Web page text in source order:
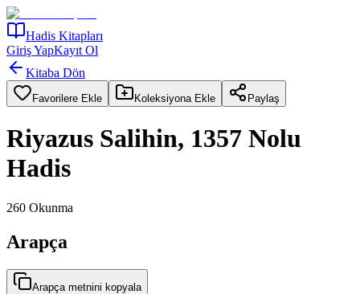
Hadis Kitapları
Giriş YapKayıt Ol
Kitaba Dön
Favorilere Ekle Koleksiyona Ekle Paylaş
Riyazus Salihin, 1357 Nolu
Hadis
260 Okunma
Arapça
Arapça metnini kopyala